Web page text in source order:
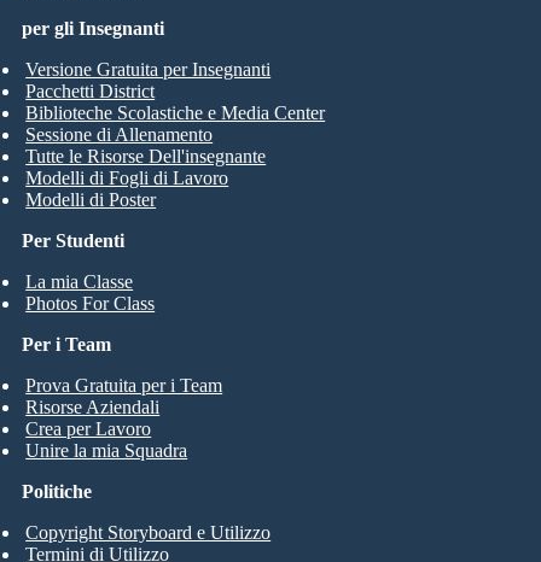
Per Studenti
La mia Classe
Photos For Class
per gli Insegnanti
Versione Gratuita per Insegnanti
Pacchetti District
Biblioteche Scolastiche e Media Center
Sessione di Allenamento
Tutte le Risorse Dell'insegnante
Modelli di Fogli di Lavoro
Modelli di Poster
Per i Team
Prova Gratuita per i Team
Risorse Aziendali
Crea per Lavoro
Unire la mia Squadra
Politiche
Copyright Storyboard e Utilizzo
Termini di Utilizzo